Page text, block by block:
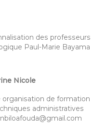
des professeurs
Paul-Marie Bayama
Nicole
organisation de formation
administratives